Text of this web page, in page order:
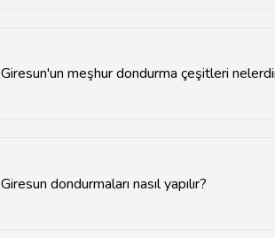
Giresun'un meşhur dondurma çeşitleri
Giresun dondurmaları nasıl yapılır?